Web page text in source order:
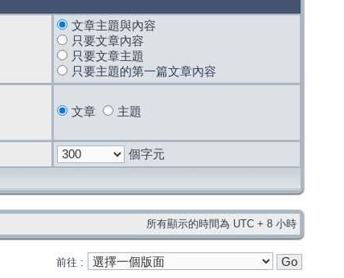
文章主題與內容
只要文章內容
只要文章主題
只要主題的第一篇文章內容
文章 主題
個字元
所有顯示的時間為 UTC + 8 小時
前往 :